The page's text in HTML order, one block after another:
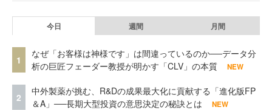
今日 週間 月間
1
なぜ「お客様は神様です」は間違っているのか──データ分
析の巨匠フェーダー教授が明かす「CLV」の本質
NEW
2
中外製薬が挑む、R&Dの成果最大化に貢献する「進化版FP
＆A」──長期大型投資の意思決定の秘訣とは
NEW